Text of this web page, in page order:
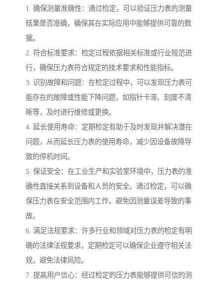
1. 确保测量准确性：通过检定，可以验证压力表的测量
结果是否准确，确保其在实际应用中能够提供可靠的数
据。
2. 符合标准要求：检定过程依据相关标准或行业规范进
行，确保压力表符合规定的技术要求和性能指标。
3. 识别故障和问题：在检定过程中，可以发现压力表可
能存在的故障或性能下降问题，如指针卡滞、刻度不清
晰等，及时进行维修或更换。
4. 延长使用寿命：定期检定有助于及时发现并解决潜在
问题，从而延长压力表的使用寿命，减少因设备故障导
致的停机时间。
5. 保证安全：在工业生产和实验室环境中，压力表的准
确性直接关系到设备和人员的安全。通过检定，可以确
保压力表在安全范围内工作，避免因测量误差导致的事
故。
6. 满足法规要求：许多行业和领域对压力表的检定有明
确的法律法规要求，定期检定可以确保企业遵守相关法
规，避免法律风险。
7. 提高用户信心：经过检定的压力表能够提供可信的测